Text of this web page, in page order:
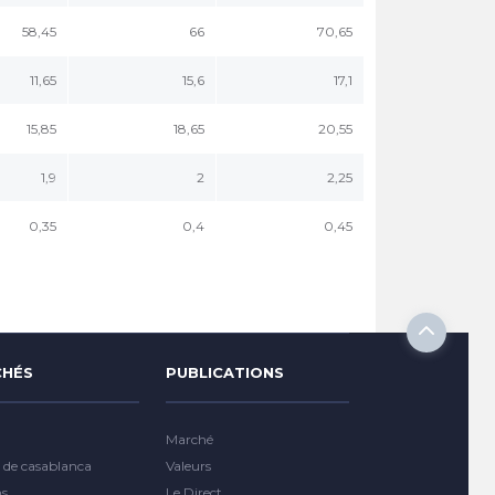
58,45 66 70,65
11,65 15,6 17,1
15,85 18,65 20,55
1,9 2 2,25
0,35 0,4 0,45
casablanca
PUBLICATIONS
Marché
Valeurs